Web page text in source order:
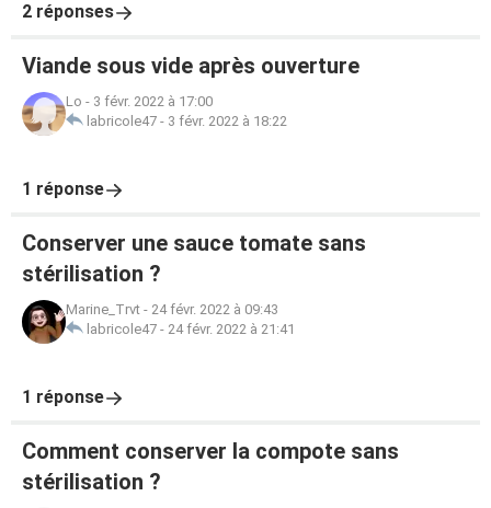
2 réponses
Viande sous vide après ouverture
Lo - 3 févr. 2022 à 17:00
labricole47 - 3 févr. 2022 à 18:22
1 réponse
Conserver une sauce tomate sans
stérilisation ?
Marine_Trvt - 24 févr. 2022 à 09:43
labricole47 - 24 févr. 2022 à 21:41
1 réponse
Comment conserver la compote sans
stérilisation ?